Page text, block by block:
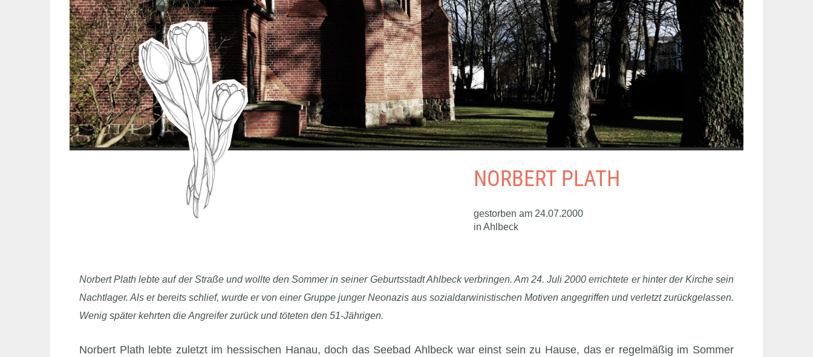
NORBERT PLATH
gestorben am 24.07.2000
in Ahlbeck
Norbert Plath lebte auf der Straße und wollte den Sommer in seiner Geburtsstadt Ahlbeck verbringen. Am 24. Juli 2000 errichtete er hinter der Kirche sein
Nachtlager. Als er bereits schlief, wurde er von einer Gruppe junger Neonazis aus sozialdarwinistischen Motiven angegriffen und verletzt zurückgelassen.
Wenig später kehrten die Angreifer zurück und töteten den 51-Jährigen.
Norbert Plath lebte zuletzt im hessischen Hanau, doch das Seebad Ahlbeck war einst sein zu Hause, das er regelmäßig im Sommer